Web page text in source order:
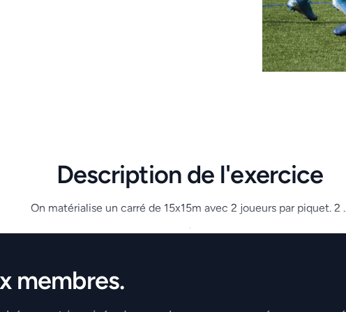
Description de l'exercice
On matérialise un carré de 15x15m avec 2 joueurs par piquet. 2
.
membres.